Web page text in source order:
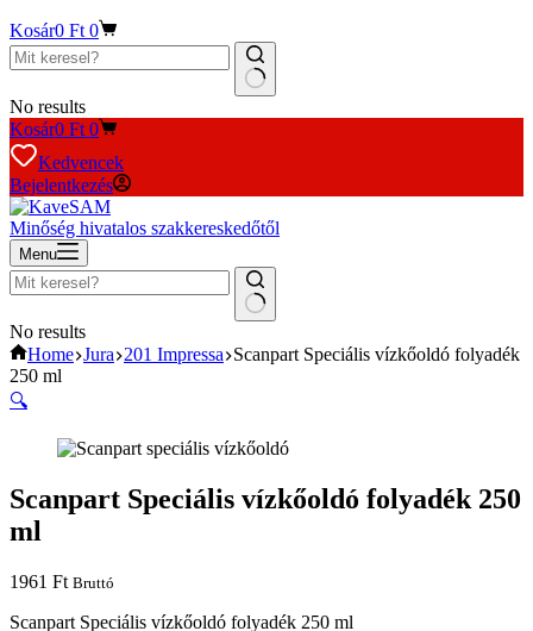
Kosár0 Ft 0
No results
Kosár0 Ft 0
Kedvencek
Bejelentkezés
Minőség hivatalos szakkereskedőtől
Menu
No results
Home Jura 201 Impressa Scanpart Speciális vízkőoldó folyadék
250 ml
🔍
Scanpart Speciális vízkőoldó folyadék 250
ml
1961 Ft Bruttó
Scanpart Speciális vízkőoldó folyadék 250 ml